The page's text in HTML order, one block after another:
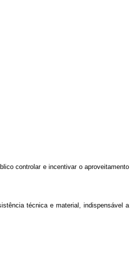
controlar e incentivar o aproveitamento
técnica e material, indispensável a